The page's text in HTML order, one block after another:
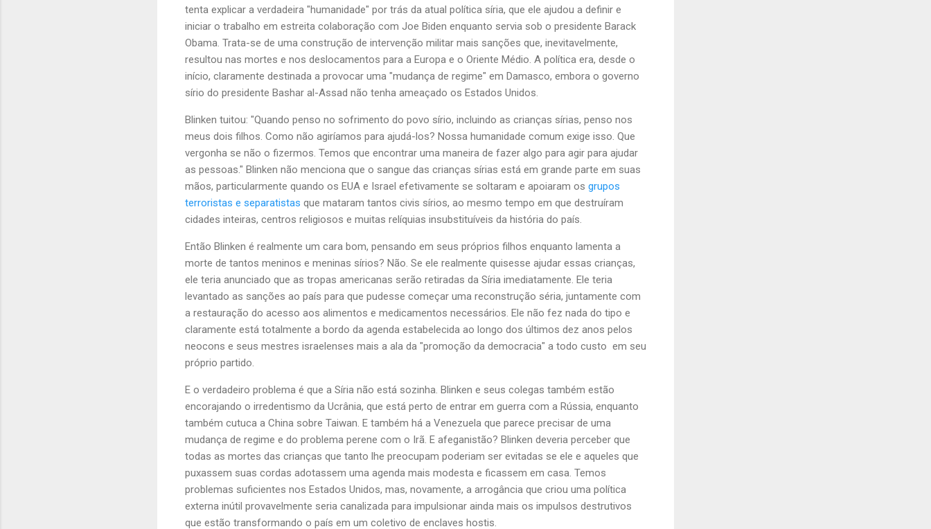
tenta explicar a verdadeira "humanidade" por trás da atual política síria, que ele ajudou a definir e
iniciar o trabalho em estreita colaboração com Joe Biden enquanto servia sob o presidente Barack
Obama. Trata-se de uma construção de intervenção militar mais sanções que, inevitavelmente,
resultou nas mortes e nos deslocamentos para a Europa e o Oriente Médio. A política era, desde o
início, claramente destinada a provocar uma "mudança de regime" em Damasco, embora o governo
sírio do presidente Bashar al-Assad não tenha ameaçado os Estados Unidos.
Blinken tuitou: "Quando penso no sofrimento do povo sírio, incluindo as crianças sírias, penso nos
meus dois filhos. Como não agiríamos para ajudá-los? Nossa humanidade comum exige isso. Que
vergonha se não o fizermos. Temos que encontrar uma maneira de fazer algo para agir para ajudar
as pessoas." Blinken não menciona que o sangue das crianças sírias está em grande parte em suas
mãos, particularmente quando os EUA e Israel efetivamente se soltaram e apoiaram os grupos
terroristas e separatistas que mataram tantos civis sírios, ao mesmo tempo em que destruíram
cidades inteiras, centros religiosos e muitas relíquias insubstituíveis da história do país.
Então Blinken é realmente um cara bom, pensando em seus próprios filhos enquanto lamenta a
morte de tantos meninos e meninas sírios? Não. Se ele realmente quisesse ajudar essas crianças,
ele teria anunciado que as tropas americanas serão retiradas da Síria imediatamente. Ele teria
levantado as sanções ao país para que pudesse começar uma reconstrução séria, juntamente com
a restauração do acesso aos alimentos e medicamentos necessários. Ele não fez nada do tipo e
claramente está totalmente a bordo da agenda estabelecida ao longo dos últimos dez anos pelos
neocons e seus mestres israelenses mais a ala da "promoção da democracia" a todo custo em seu
próprio partido.
E o verdadeiro problema é que a Síria não está sozinha. Blinken e seus colegas também estão
encorajando o irredentismo da Ucrânia, que está perto de entrar em guerra com a Rússia, enquanto
também cutuca a China sobre Taiwan. E também há a Venezuela que parece precisar de uma
mudança de regime e do problema perene com o Irã. E afeganistão? Blinken deveria perceber que
todas as mortes das crianças que tanto lhe preocupam poderiam ser evitadas se ele e aqueles que
puxassem suas cordas adotassem uma agenda mais modesta e ficassem em casa. Temos
problemas suficientes nos Estados Unidos, mas, novamente, a arrogância que criou uma política
externa inútil provavelmente seria canalizada para impulsionar ainda mais os impulsos destrutivos
que estão transformando o país em um coletivo de enclaves hostis.